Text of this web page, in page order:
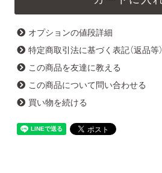
オプションの値段詳細
特定商取引法に基づく表記（返品等）
この商品を友達に教える
この商品について問い合わせる
買い物を続ける